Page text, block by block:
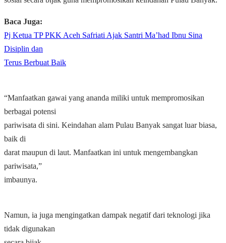
Baca Juga:
Pj Ketua TP PKK Aceh Safriati Ajak Santri Ma’had Ibnu Sina
Disiplin dan
Terus Berbuat Baik
“Manfaatkan gawai yang ananda miliki untuk mempromosikan
berbagai potensi
pariwisata di sini. Keindahan alam Pulau Banyak sangat luar biasa,
baik di
darat maupun di laut. Manfaatkan ini untuk mengembangkan
pariwisata,”
imbaunya.
Namun, ia juga mengingatkan dampak negatif dari teknologi jika
tidak digunakan